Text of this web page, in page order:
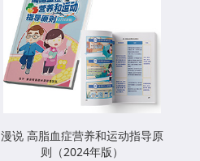
漫说 高脂血症营养和运动指导原
则（2024年版）